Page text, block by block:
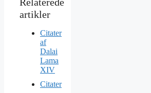
Citater
af
Dalai
Lama
XIV
Citater